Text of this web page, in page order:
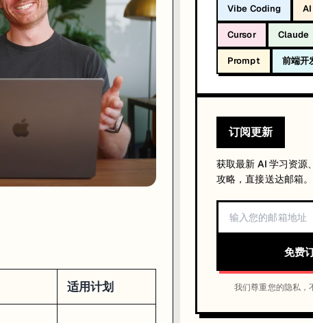
在赶 deadline。Lite 适合"把这个按钮颜色改成蓝色"这种小活。
在同一个项目里混搭。
适用计划
Vibe Coding
Cursor Claude
Prompt 前端开
订阅更新
获取最新 AI 学习资源
攻略，直接送达邮箱。
免费
我们尊重您的隐私，